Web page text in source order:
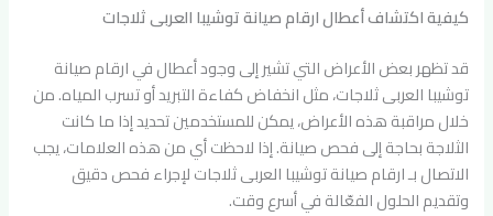
كيفية اكتشاف أعطال ارقام صيانة توشيبا العربى ثلاجات
قد تظهر بعض الأعراض التي تشير إلى وجود أعطال في ارقام صيانة
توشيبا العربى ثلاجات، مثل انخفاض كفاءة التبريد أو تسرب المياه. من
خلال مراقبة هذه الأعراض، يمكن للمستخدمين تحديد إذا ما كانت
الثلاجة بحاجة إلى فحص صيانة. إذا لاحظت أي من هذه العلامات، يجب
الاتصال بـ ارقام صيانة توشيبا العربى ثلاجات لإجراء فحص دقيق
وتقديم الحلول الفعّالة في أسرع وقت.